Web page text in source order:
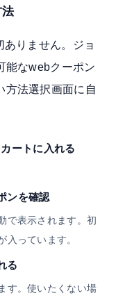
りません。
ジョ
能なwebクーポン
方法選択画面に自
ートに入れる
ンを確認
で表示されます。初
入っています。
る
す。使いたくない場